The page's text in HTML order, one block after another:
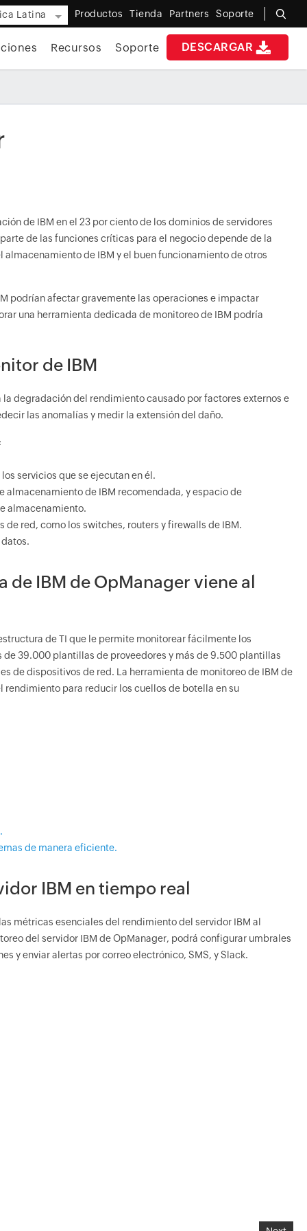
Latina Productos Tienda Partners Soporte
DESCARGAR
Recursos Soporte
de IBM en el 23 por ciento de los dominios de servidores
de las funciones críticas para el negocio depende de la
de IBM y el buen funcionamiento de otros
podrían afectar gravemente las operaciones e impactar
una herramienta dedicada de monitoreo de IBM podría
de IBM
degradación del rendimiento causado por factores externos e
las anomalías y medir la extensión del daño.
servicios que se ejecutan en él.
de IBM recomendada, y espacio de
almacenamiento.
red, como los switches, routers y firewalls de IBM.
IBM de OpManager viene al
de TI que le permite monitorear fácilmente los
39.000 plantillas de proveedores y más de 9.500 plantillas
de dispositivos de red. La herramienta de monitoreo de IBM de
para reducir los cuellos de botella en su
de manera eficiente.
IBM en tiempo real
métricas esenciales del rendimiento del servidor IBM al
del servidor IBM de OpManager, podrá configurar umbrales
y enviar alertas por correo electrónico, SMS, y Slack.